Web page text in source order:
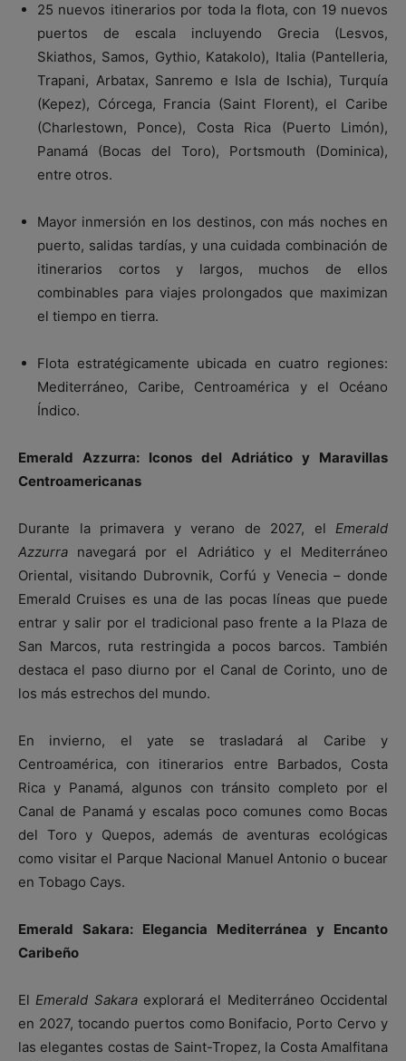
25 nuevos itinerarios por toda la flota, con 19 nuevos
puertos de escala incluyendo Grecia (Lesvos,
Skiathos, Samos, Gythio, Katakolo), Italia (Pantelleria,
Trapani, Arbatax, Sanremo e Isla de Ischia), Turquía
(Kepez), Córcega, Francia (Saint Florent), el Caribe
(Charlestown, Ponce), Costa Rica (Puerto Limón),
Panamá (Bocas del Toro), Portsmouth (Dominica),
entre otros.
Mayor inmersión en los destinos, con más noches en
puerto, salidas tardías, y una cuidada combinación de
itinerarios cortos y largos, muchos de ellos
combinables para viajes prolongados que maximizan
el tiempo en tierra.
Flota estratégicamente ubicada en cuatro regiones:
Mediterráneo, Caribe, Centroamérica y el Océano
Índico.
Emerald Azzurra: Iconos del Adriático y Maravillas
Centroamericanas
Durante la primavera y verano de 2027, el Emerald
Azzurra navegará por el Adriático y el Mediterráneo
Oriental, visitando Dubrovnik, Corfú y Venecia – donde
Emerald Cruises es una de las pocas líneas que puede
entrar y salir por el tradicional paso frente a la Plaza de
San Marcos, ruta restringida a pocos barcos. También
destaca el paso diurno por el Canal de Corinto, uno de
los más estrechos del mundo.
En invierno, el yate se trasladará al Caribe y
Centroamérica, con itinerarios entre Barbados, Costa
Rica y Panamá, algunos con tránsito completo por el
Canal de Panamá y escalas poco comunes como Bocas
del Toro y Quepos, además de aventuras ecológicas
como visitar el Parque Nacional Manuel Antonio o bucear
en Tobago Cays.
Emerald Sakara: Elegancia Mediterránea y Encanto
Caribeño
ElEmerald Sakaraexplorará el Mediterráneo Occidental
en 2027, tocando puertos como Bonifacio, Porto Cervo y
las elegantes costas de Saint-Tropez, la Costa Amalfitana